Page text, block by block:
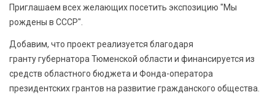
Приглашаем всех желающих посетить экспозицию "Мы
рождены в СССР".
Добавим, что проект реализуется благодаря
гранту губернатора Тюменской области и финансируется из
средств областного бюджета и Фонда-оператора
президентских грантов на развитие гражданского общества.